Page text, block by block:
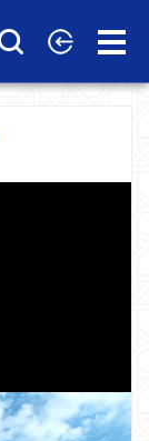
Open